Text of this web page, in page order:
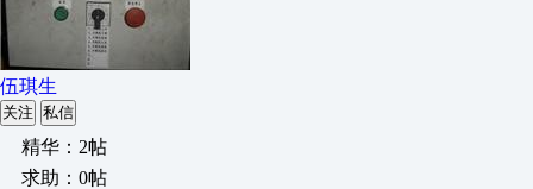
伍琪生
关注 私信
精华：2帖
求助：0帖